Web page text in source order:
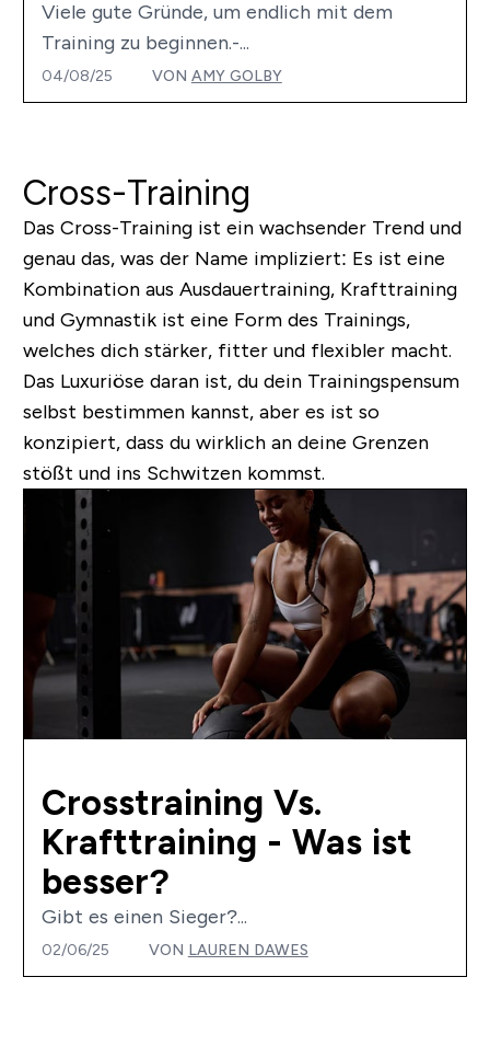
Viele gute Gründe, um endlich mit dem
Training zu beginnen.-...
04/08/25 VON AMY GOLBY
Cross-Training
Das Cross-Training ist ein wachsender Trend und
genau das, was der Name impliziert: Es ist eine
Kombination aus Ausdauertraining, Krafttraining
und Gymnastik ist eine Form des Trainings,
welches dich stärker, fitter und flexibler macht.
Das Luxuriöse daran ist, du dein Trainingspensum
selbst bestimmen kannst, aber es ist so
konzipiert, dass du wirklich an deine Grenzen
stößt und ins Schwitzen kommst.
Crosstraining Vs.
Krafttraining - Was ist
besser?
Gibt es einen Sieger?...
02/06/25 VON LAUREN DAWES